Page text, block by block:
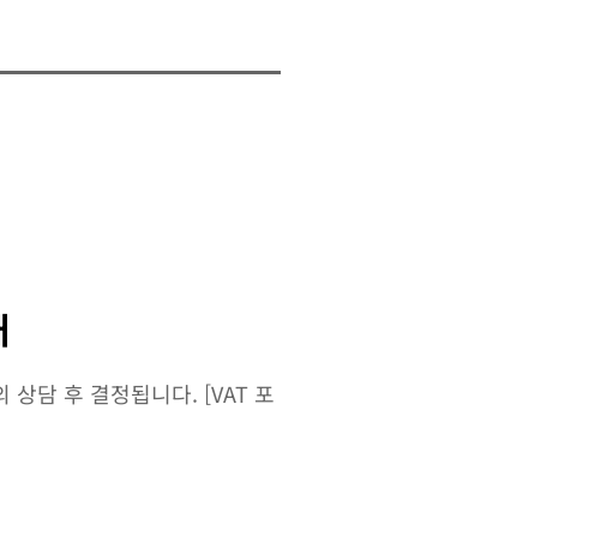
상담 후 결정됩니다. [VAT 포